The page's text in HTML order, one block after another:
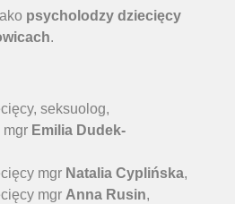
psycholodzy dziecięcy
.
seksuolog,
mgr Emilia Dudek-
mgr Natalia Cyplińska,
mgr Anna Rusin,